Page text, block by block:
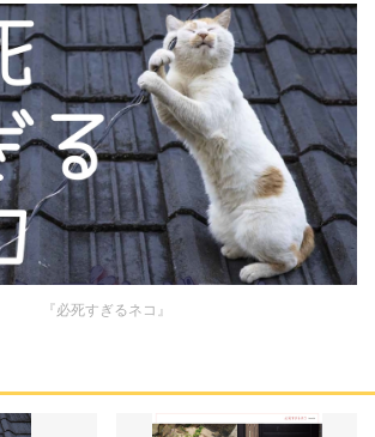
『必死すぎるネコ』